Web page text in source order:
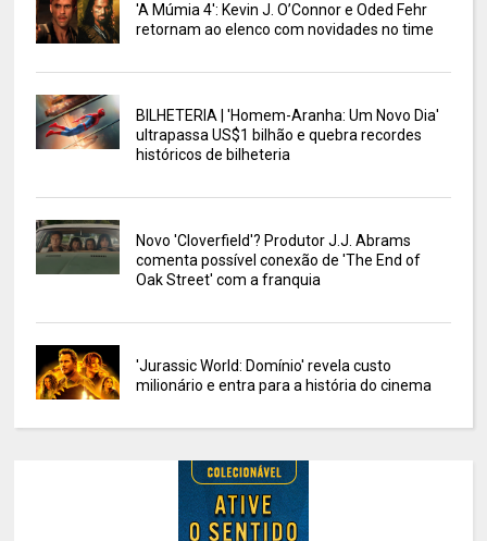
'A Múmia 4': Kevin J. O’Connor e Oded Fehr
retornam ao elenco com novidades no time
BILHETERIA | 'Homem-Aranha: Um Novo Dia'
ultrapassa US$1 bilhão e quebra recordes
históricos de bilheteria
Novo 'Cloverfield'? Produtor J.J. Abrams
comenta possível conexão de 'The End of
Oak Street' com a franquia
'Jurassic World: Domínio' revela custo
milionário e entra para a história do cinema